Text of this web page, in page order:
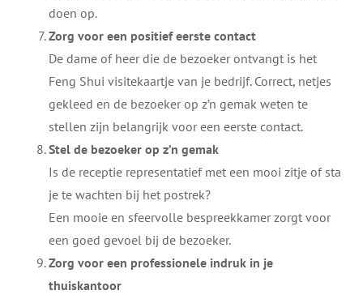
doen op.
Zorg voor een positief eerste contact
De dame of heer die de bezoeker ontvangt is het
Feng Shui visitekaartje van je bedrijf. Correct, netjes
gekleed en de bezoeker op z’n gemak weten te
stellen zijn belangrijk voor een eerste contact.
Stel de bezoeker op z’n gemak
Is de receptie representatief met een mooi zitje of sta
je te wachten bij het postrek?
Een mooie en sfeervolle bespreekkamer zorgt voor
een goed gevoel bij de bezoeker.
Zorg voor een professionele indruk in je
thuiskantoor